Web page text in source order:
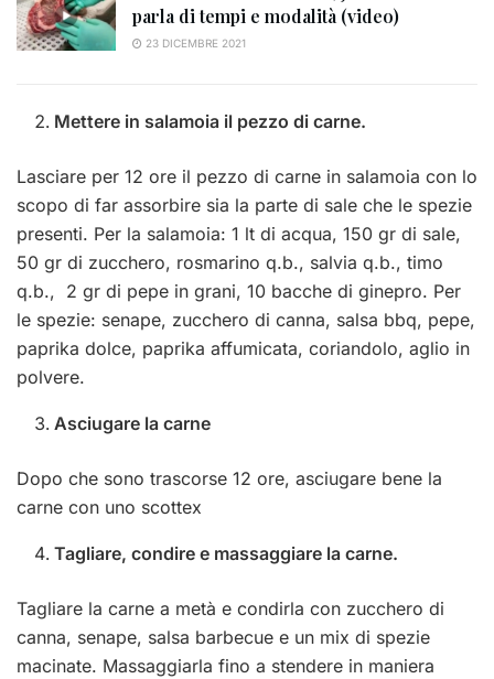
parla di tempi e modalità (video)
23 DICEMBRE 2021
Mettere in salamoia il pezzo di carne.
Lasciare per 12 ore il pezzo di carne in salamoia con lo
scopo di far assorbire sia la parte di sale che le spezie
presenti. Per la salamoia: 1 lt di acqua, 150 gr di sale,
50 gr di zucchero, rosmarino q.b., salvia q.b., timo
q.b., 2 gr di pepe in grani, 10 bacche di ginepro. Per
le spezie: senape, zucchero di canna, salsa bbq, pepe,
paprika dolce, paprika affumicata, coriandolo, aglio in
polvere.
Asciugare la carne
Dopo che sono trascorse 12 ore, asciugare bene la
carne con uno scottex
Tagliare, condire e massaggiare la carne.
Tagliare la carne a metà e condirla con zucchero di
canna, senape, salsa barbecue e un mix di spezie
macinate. Massaggiarla fino a stendere in maniera